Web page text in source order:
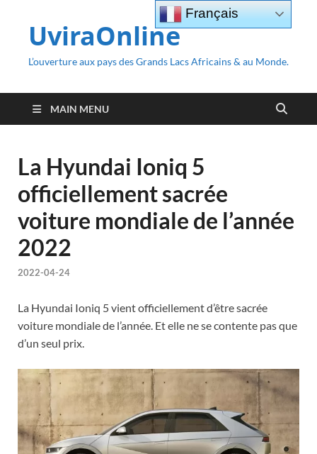
UviraOnline
L’ouverture aux pays des Grands Lacs Africains & au Monde.
MAIN MENU
La Hyundai Ioniq 5
officiellement sacrée
voiture mondiale de l’année
2022
2022-04-24
La Hyundai Ioniq 5 vient officiellement d’être sacrée
voiture mondiale de l’année. Et elle ne se contente pas que
d’un seul prix.
Français